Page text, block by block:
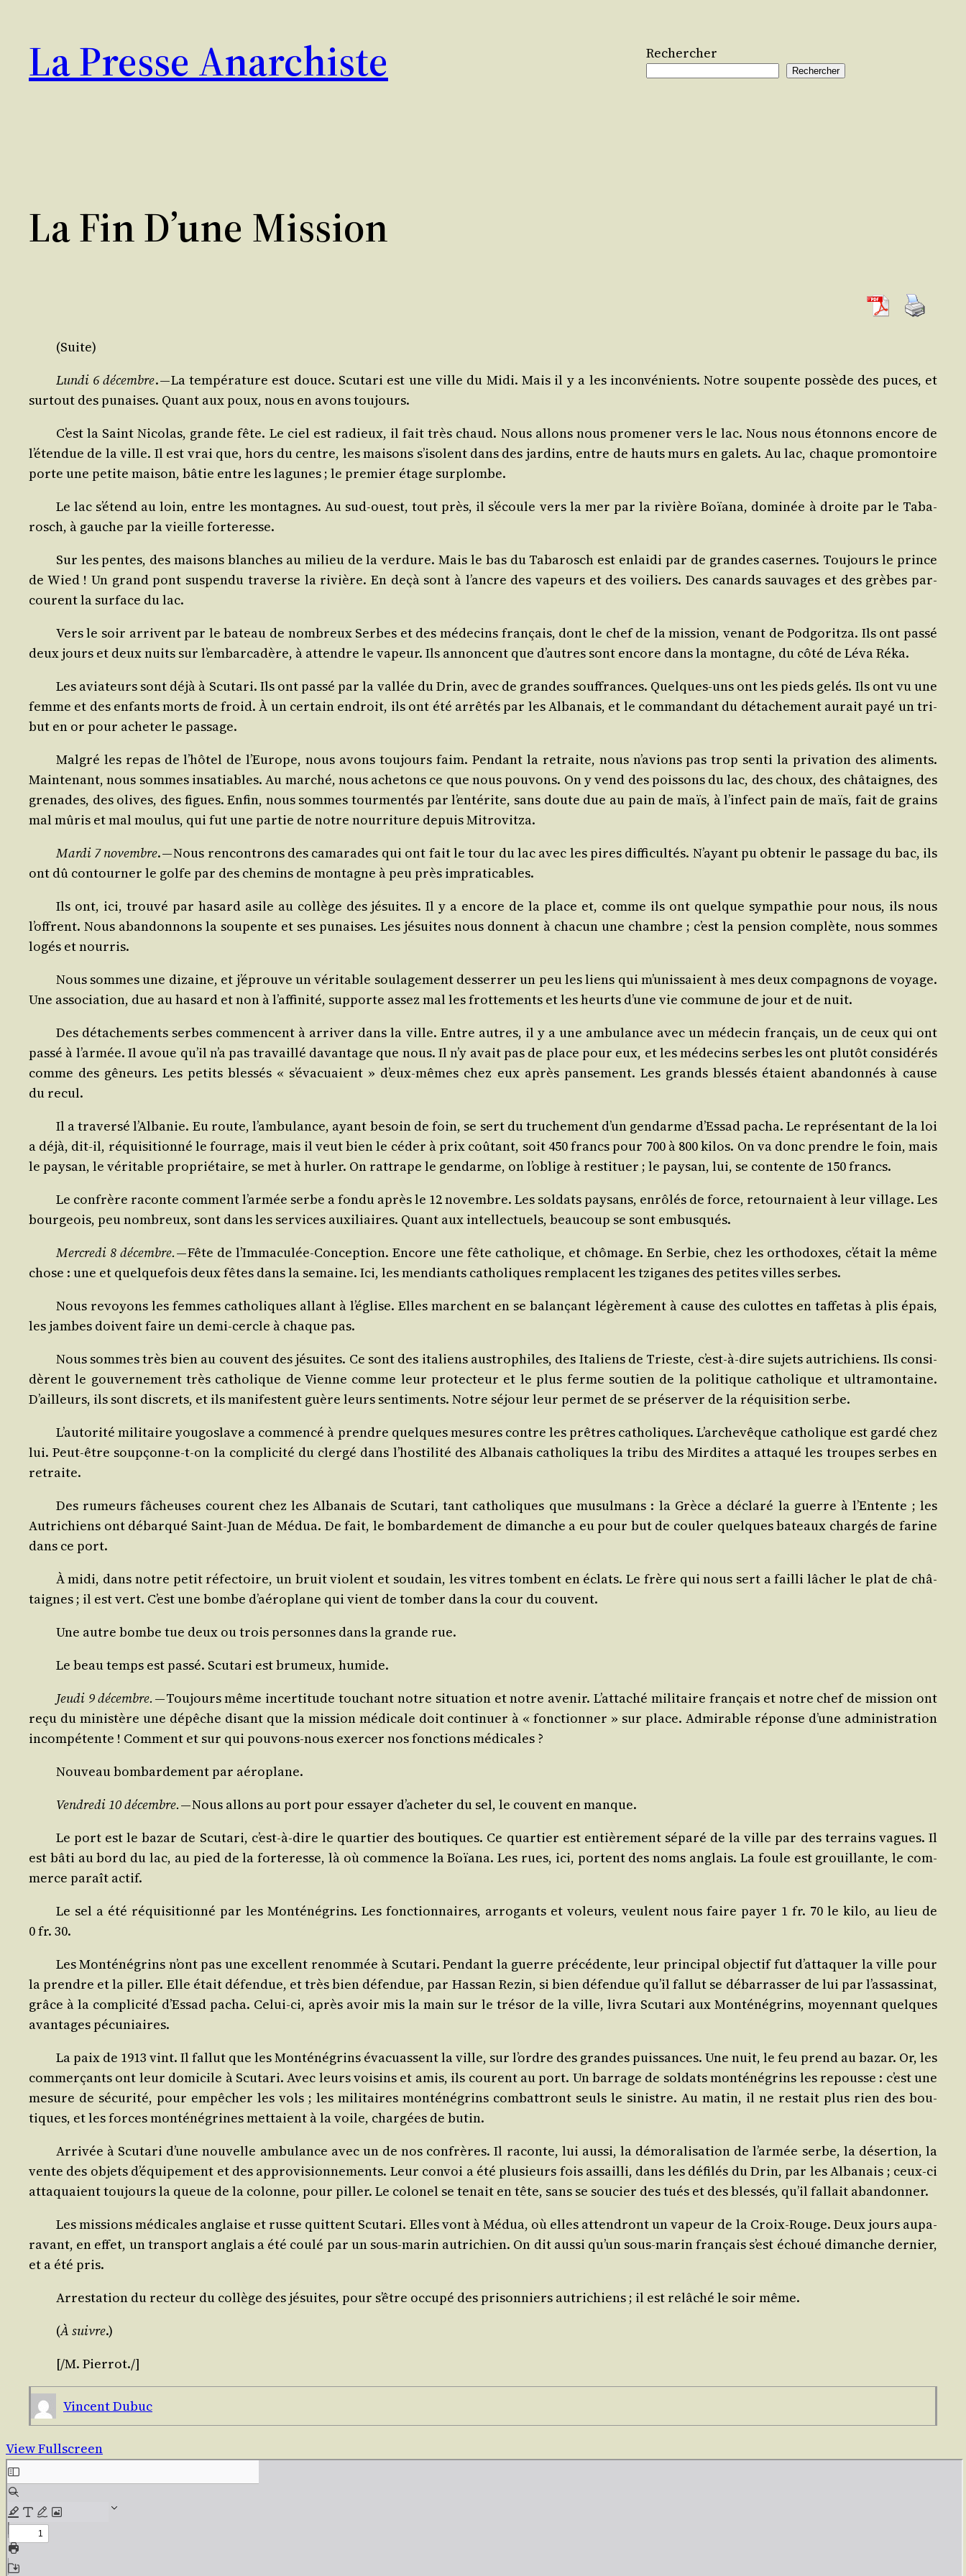
contenu
La Presse Anarchiste Rechercher
Rechercher
La Fin D’une Mission
(Suite)
Lun­di 6 décembre. — La tem­pé­ra­ture est douce. Scu­ta­ri est une ville du Midi. Mais il y a les incon­vé­nients. Notre sou­pente pos­sède des puces, et
sur­tout des punaises. Quant aux poux, nous en avons toujours.
C’est la Saint Nico­las, grande fête. Le ciel est radieux, il fait très chaud. Nous allons nous pro­me­ner vers le lac. Nous nous éton­nons encore de
l’étendue de la ville. Il est vrai que, hors du centre, les mai­sons s’isolent dans des jar­dins, entre de hauts murs en galets. Au lac, chaque pro­mon­toire
porte une petite mai­son, bâtie entre les lagunes ; le pre­mier étage surplombe.
Le lac s’étend au loin, entre les mon­tagnes. Au sud-ouest, tout près, il s’écoule vers la mer par la rivière Boïa­na, domi­née à droite par le Taba­
rosch, à gauche par la vieille forteresse.
Sur les pentes, des mai­sons blanches au milieu de la ver­dure. Mais le bas du Taba­rosch est enlai­di par de grandes casernes. Tou­jours le prince
de Wied ! Un grand pont sus­pen­du tra­verse la rivière. En deçà sont à l’ancre des vapeurs et des voi­liers. Des canards sau­vages et des grèbes par­
courent la sur­face du lac.
Vers le soir arrivent par le bateau de nom­breux Serbes et des méde­cins fran­çais, dont le chef de la mis­sion, venant de Pod­go­rit­za. Ils ont pas­sé
deux jours et deux nuits sur l’embarcadère, à attendre le vapeur. Ils annoncent que d’autres sont encore dans la mon­tagne, du côté de Léva Réka.
Les avia­teurs sont déjà à Scu­ta­ri. Ils ont pas­sé par la val­lée du Drin, avec de grandes souf­frances. Quelques-uns ont les pieds gelés. Ils ont vu une
femme et des enfants morts de froid. À un cer­tain endroit, ils ont été arrê­tés par les Alba­nais, et le com­man­dant du déta­che­ment aurait payé un tri­
but en or pour ache­ter le passage.
Mal­gré les repas de l’hôtel de l’Europe, nous avons tou­jours faim. Pen­dant la retraite, nous n’avions pas trop sen­ti la pri­va­tion des ali­ments.
Main­te­nant, nous sommes insa­tiables. Au mar­ché, nous ache­tons ce que nous pou­vons. On y vend des pois­sons du lac, des choux, des châ­taignes, des
gre­nades, des olives, des figues. Enfin, nous sommes tour­men­tés par l’entérite, sans doute due au pain de maïs, à l’infect pain de maïs, fait de grains
mal mûris et mal mou­lus, qui fut une par­tie de notre nour­ri­ture depuis Mitrovitza.
Mar­di 7 novembre. — Nous ren­con­trons des cama­rades qui ont fait le tour du lac avec les pires dif­fi­cul­tés. N’ayant pu obte­nir le pas­sage du bac, ils
ont dû contour­ner le golfe par des che­mins de mon­tagne à peu près impraticables.
Ils ont, ici, trou­vé par hasard asile au col­lège des jésuites. Il y a encore de la place et, comme ils ont quelque sym­pa­thie pour nous, ils nous
l’offrent. Nous aban­don­nons la sou­pente et ses punaises. Les jésuites nous donnent à cha­cun une chambre ; c’est la pen­sion com­plète, nous sommes
logés et nourris.
Nous sommes une dizaine, et j’éprouve un véri­table sou­la­ge­ment des­ser­rer un peu les liens qui m’unissaient à mes deux com­pa­gnons de voyage.
Une asso­cia­tion, due au hasard et non à l’affinité, sup­porte assez mal les frot­te­ments et les heurts d’une vie com­mune de jour et de nuit.
Des déta­che­ments serbes com­mencent à arri­ver dans la ville. Entre autres, il y a une ambu­lance avec un méde­cin fran­çais, un de ceux qui ont
pas­sé à l’armée. Il avoue qu’il n’a pas tra­vaillé davan­tage que nous. Il n’y avait pas de place pour eux, et les méde­cins serbes les ont plu­tôt consi­dé­rés
comme des gêneurs. Les petits bles­sés « s’évacuaient » d’eux-mêmes chez eux après pan­se­ment. Les grands bles­sés étaient aban­don­nés à cause
du recul.
Il a tra­ver­sé l’Albanie. Eu route, l’ambulance, ayant besoin de foin, se sert du tru­che­ment d’un gen­darme d’Essad pacha. Le repré­sen­tant de la loi
a déjà, dit-il, réqui­si­tion­né le four­rage, mais il veut bien le céder à prix coû­tant, soit 450 francs pour 700 à 800 kilos. On va donc prendre le foin, mais
le pay­san, le véri­table pro­prié­taire, se met à hur­ler. On rat­trape le gen­darme, on l’oblige à res­ti­tuer ; le pay­san, lui, se contente de 150 francs.
Le confrère raconte com­ment l’armée serbe a fon­du après le 12 novembre. Les sol­dats pay­sans, enrô­lés de force, retour­naient à leur vil­lage. Les
bour­geois, peu nom­breux, sont dans les ser­vices auxi­liaires. Quant aux intel­lec­tuels, beau­coup se sont embusqués.
Mer­cre­di 8 décembre.— Fête de l’Immaculée-Conception. Encore une fête catho­lique, et chô­mage. En Ser­bie, chez les ortho­doxes, c’était la même
chose : une et quel­que­fois deux fêtes dans la semaine. Ici, les men­diants catho­liques rem­placent les tzi­ganes des petites villes serbes.
Nous revoyons les femmes catho­liques allant à l’église. Elles marchent en se balan­çant légè­re­ment à cause des culottes en taf­fe­tas à plis épais,
les jambes doivent faire un demi-cercle à chaque pas.
Nous sommes très bien au couvent des jésuites. Ce sont des ita­liens aus­tro­philes, des Ita­liens de Trieste, c’est-à-dire sujets autri­chiens. Ils consi­
dèrent le gou­ver­ne­ment très catho­lique de Vienne comme leur pro­tec­teur et le plus ferme sou­tien de la poli­tique catho­lique et ultra­mon­taine.
D’ailleurs, ils sont dis­crets, et ils mani­festent guère leurs sen­ti­ments. Notre séjour leur per­met de se pré­ser­ver de la réqui­si­tion serbe.
L’autorité mili­taire you­go­slave a com­men­cé à prendre quelques mesures contre les prêtres catho­liques. L’archevêque catho­lique est gar­dé chez
lui. Peut-être soup­çonne-t-on la com­pli­ci­té du cler­gé dans l’hostilité des Alba­nais catho­liques la tri­bu des Mir­dites a atta­qué les troupes serbes en
retraite.
Des rumeurs fâcheuses courent chez les Alba­nais de Scu­ta­ri, tant catho­liques que musul­mans : la Grèce a décla­ré la guerre à l’Entente ; les
Autri­chiens ont débar­qué Saint-Juan de Médua. De fait, le bom­bar­de­ment de dimanche a eu pour but de cou­ler quelques bateaux char­gés de farine
dans ce port.
À midi, dans notre petit réfec­toire, un bruit violent et sou­dain, les vitres tombent en éclats. Le frère qui nous sert a failli lâcher le plat de châ­
taignes ; il est vert. C’est une bombe d’aéroplane qui vient de tom­ber dans la cour du couvent.
Une autre bombe tue deux ou trois per­sonnes dans la grande rue.
Le beau temps est pas­sé. Scu­ta­ri est bru­meux, humide.
Jeu­di 9 décembre. — Tou­jours même incer­ti­tude tou­chant notre situa­tion et notre ave­nir. L’attaché mili­taire fran­çais et notre chef de mis­sion ont
reçu du minis­tère une dépêche disant que la mis­sion médi­cale doit conti­nuer à « fonc­tion­ner » sur place. Admi­rable réponse d’une admi­nis­tra­tion
incom­pé­tente ! Com­ment et sur qui pou­vons-nous exer­cer nos fonc­tions médicales ?
Nou­veau bom­bar­de­ment par aéroplane.
Ven­dre­di 10 décembre.— Nous allons au port pour essayer d’acheter du sel, le couvent en manque.
Le port est le bazar de Scu­ta­ri, c’est-à-dire le quar­tier des bou­tiques. Ce quar­tier est entiè­re­ment sépa­ré de la ville par des ter­rains vagues. Il
est bâti au bord du lac, au pied de la for­te­resse, là où com­mence la Boïa­na. Les rues, ici, portent des noms anglais. La foule est grouillante, le com­
merce paraît actif.
Le sel a été réqui­si­tion­né par les Mon­té­né­grins. Les fonc­tion­naires, arro­gants et voleurs, veulent nous faire payer 1 fr. 70 le kilo, au lieu de
0 fr. 30.
Les Mon­té­né­grins n’ont pas une excellent renom­mée à Scu­ta­ri. Pen­dant la guerre pré­cé­dente, leur prin­ci­pal objec­tif fut d’attaquer la ville pour
la prendre et la piller. Elle était défen­due, et très bien défen­due, par Has­san Rezin, si bien défen­due qu’il fal­lut se débar­ras­ser de lui par l’assassinat,
grâce à la com­pli­ci­té d’Essad pacha. Celui-ci, après avoir mis la main sur le tré­sor de la ville, livra Scu­ta­ri aux Mon­té­né­grins, moyen­nant quelques
avan­tages pécuniaires.
La paix de 1913 vint. Il fal­lut que les Mon­té­né­grins éva­cuassent la ville, sur l’ordre des grandes puis­sances. Une nuit, le feu prend au bazar. Or, les
com­mer­çants ont leur domi­cile à Scu­ta­ri. Avec leurs voi­sins et amis, ils courent au port. Un bar­rage de sol­dats mon­té­né­grins les repousse : c’est une
mesure de sécu­ri­té, pour empê­cher les vols ; les mili­taires mon­té­né­grins com­bat­tront seuls le sinistre. Au matin, il ne res­tait plus rien des bou­
tiques, et les forces mon­té­né­grines met­taient à la voile, char­gées de butin.
Arri­vée à Scu­ta­ri d’une nou­velle ambu­lance avec un de nos confrères. Il raconte, lui aus­si, la démo­ra­li­sa­tion de l’armée serbe, la déser­tion, la
vente des objets d’équipement et des appro­vi­sion­ne­ments. Leur convoi a été plu­sieurs fois assailli, dans les défi­lés du Drin, par les Alba­nais ; ceux-ci
atta­quaient tou­jours la queue de la colonne, pour piller. Le colo­nel se tenait en tête, sans se sou­cier des tués et des bles­sés, qu’il fal­lait abandonner.
Les mis­sions médi­cales anglaise et russe quittent Scu­ta­ri. Elles vont à Médua, où elles atten­dront un vapeur de la Croix-Rouge. Deux jours aupa­
ra­vant, en effet, un trans­port anglais a été cou­lé par un sous-marin autri­chien. On dit aus­si qu’un sous-marin fran­çais s’est échoué dimanche der­nier,
et a été pris.
Arres­ta­tion du rec­teur du col­lège des jésuites, pour s’être occu­pé des pri­son­niers autri­chiens ; il est relâ­ché le soir même.
(À suivre.)
[/​M. Pier­rot./​]
Vincent Dubuc
View Fullscreen